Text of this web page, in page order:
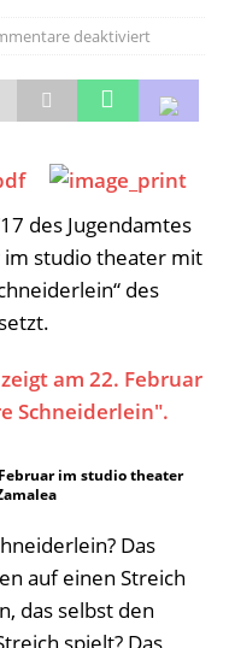
deaktiviert
des Jugendamtes
studio theater mit
des
im studio theater
Das
auf einen Streich
das selbst den